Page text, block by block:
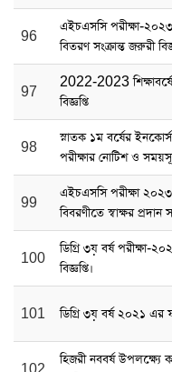
96
এইচএসসি পরীক্ষা-
বিতরণ সংক্রান্ত জরুরী
97
2022-2023 শিক্ষাবর্ষে
বিজ্ঞপ্তি
98
স্নাতক ১ম বর্ষের
পরীক্ষার নোটিশ ও
99
এইচএসসি পরীক্ষা
বিবরণীতে স্বাক্ষর প্রদান
100
ডিগ্রি ৩য় বর্ষ পরীক্ষা-
বিজ্ঞপ্তি।
101 ডিগ্রি ৩য় বর্ষ ২০২১ এর
হিজরী নববর্ষ উপলক্ষ্যে